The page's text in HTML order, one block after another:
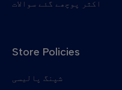
ڈویلپر گیئرز
کے ساتھ صفائی کے بلیڈ
اکثر پوچھے گئے سوالات
Store Policies
شپنگ پالیسی